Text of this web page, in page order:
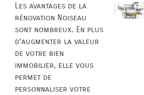
Les avantages de la
rénovation Noiseau
sont nombreux. En plus
d’augmenter la valeur
de votre bien
immobilier, elle vous
permet de
personnaliser votre